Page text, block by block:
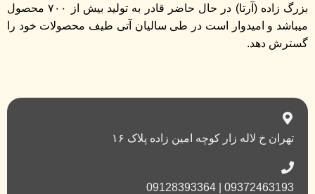
بزرگ زاده (آرتا) در حال حاضر قادر به تولید بیش از ۷۰۰ محصول
میباشد و امیدوار است در طی سالیان آتی طیف محصولات خود را
گسترش دهد.
تهران خ لاله زار کوچه امین زاده پلاک ۱۶
09372463193 | 09128393364